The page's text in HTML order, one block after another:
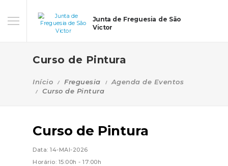
Junta de Freguesia de São
Victor
Curso de Pintura
Início Freguesia
Agenda de Eventos
Curso de Pintura
Curso de Pintura
Data: 14-MAI-2026
Horário: 15:00h - 17:00h